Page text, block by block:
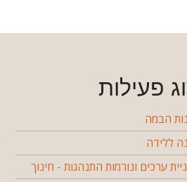
פעילות
הבמה
ללידה
ערכים ונורמות התנהגות - חינוך